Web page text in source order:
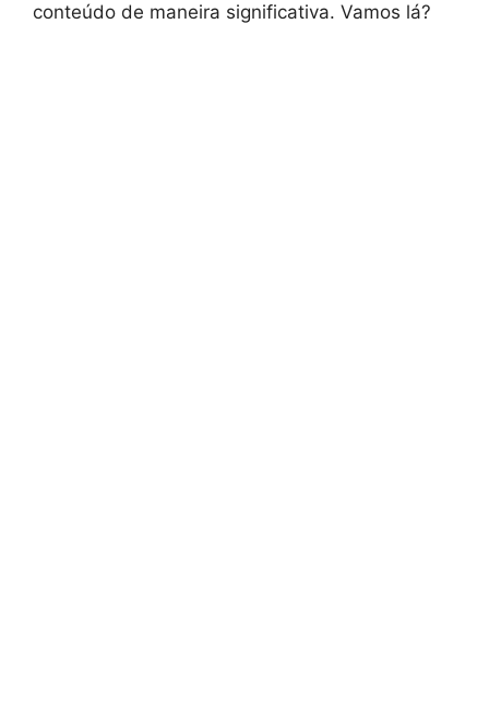
conteúdo de maneira significativa. Vamos lá?